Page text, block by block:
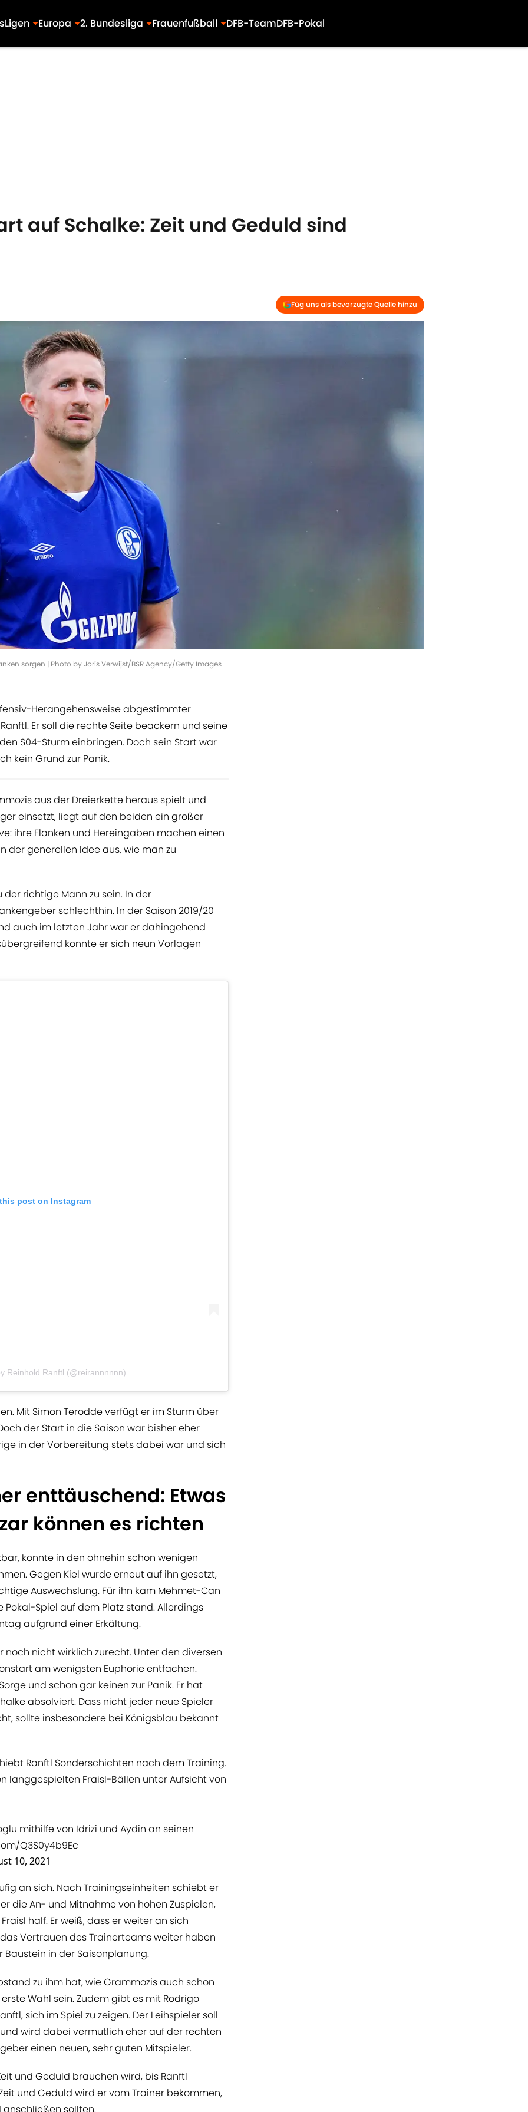
Ligen Europa 2. Bundesliga Frauenfußball DFB-TeamDFB-Pokal
auf Schalke: Zeit und Geduld sind
Füg uns als bevorzugte Quelle hinzu
sorgen | Photo by Joris Verwijst/BSR Agency/Getty Images
Herangehensweise abgestimmter
Er soll die rechte Seite beackern und seine
S04-Sturm einbringen. Doch sein Start war
kein Grund zur Panik.
aus der Dreierkette heraus spielt und
einsetzt, liegt auf den beiden ein großer
ihre Flanken und Hereingaben machen einen
der generellen Idee aus, wie man zu
richtige Mann zu sein. In der
schlechthin. In der Saison 2019/20
auch im letzten Jahr war er dahingehend
konnte er sich neun Vorlagen
post on Instagram
Reinhold Ranftl (@reirannnnnn)
Mit Simon Terodde verfügt er im Sturm über
der Start in die Saison war bisher eher
in der Vorbereitung stets dabei war und sich
enttäuschend: Etwas
können es richten
konnte in den ohnehin schon wenigen
Gegen Kiel wurde erneut auf ihn gesetzt,
Auswechslung. Für ihn kam Mehmet-Can
Pokal-Spiel auf dem Platz stand. Allerdings
aufgrund einer Erkältung.
nicht wirklich zurecht. Unter den diversen
am wenigsten Euphorie entfachen.
und schon gar keinen zur Panik. Er hat
absolviert. Dass nicht jeder neue Spieler
sollte insbesondere bei Königsblau bekannt
Ranftl Sonderschichten nach dem Training.
langgespielten Fraisl-Bällen unter Aufsicht von
mithilfe von Idrizi und Aydin an seinen
Q3S0y4b9Ec
10, 2021
an sich. Nach Trainingseinheiten schiebt er
die An- und Mitnahme von hohen Zuspielen,
half. Er weiß, dass er weiter an sich
Vertrauen des Trainerteams weiter haben
in der Saisonplanung.
zu ihm hat, wie Grammozis auch schon
Wahl sein. Zudem gibt es mit Rodrigo
sich im Spiel zu zeigen. Der Leihspieler soll
wird dabei vermutlich eher auf der rechten
einen neuen, sehr guten Mitspieler.
und Geduld brauchen wird, bis Ranftl
und Geduld wird er vom Trainer bekommen,